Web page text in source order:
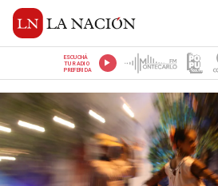
ESCUCHÁ
TU RADIO
PREFERIDA